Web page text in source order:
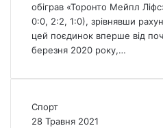
р
у
г
и
у
н
б
і
г
р
в
Т
о
обіграв «Торонто Мейпл
0:0, 2:2, 1:0), зрівнявши
цей поєдинок вперше від
березня 2020 року,…
«
М
Спорт
28 Травня 2021